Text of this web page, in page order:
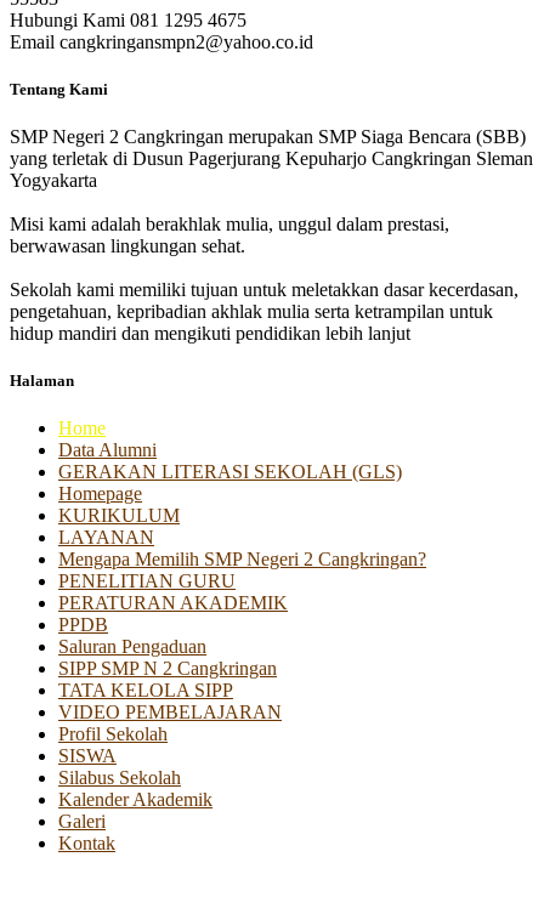
Hubungi Kami 081 1295 4675
Email cangkringansmpn2@yahoo.co.id
Tentang Kami
SMP Negeri 2 Cangkringan merupakan SMP Siaga Bencara (SBB)
yang terletak di Dusun Pagerjurang Kepuharjo Cangkringan Sleman
Yogyakarta
Misi kami adalah berakhlak mulia, unggul dalam prestasi,
berwawasan lingkungan sehat.
Sekolah kami memiliki tujuan untuk meletakkan dasar kecerdasan,
pengetahuan, kepribadian akhlak mulia serta ketrampilan untuk
hidup mandiri dan mengikuti pendidikan lebih lanjut
Halaman
Home
Data Alumni
GERAKAN LITERASI SEKOLAH (GLS)
Homepage
KURIKULUM
LAYANAN
Mengapa Memilih SMP Negeri 2 Cangkringan?
PENELITIAN GURU
PERATURAN AKADEMIK
PPDB
Saluran Pengaduan
SIPP SMP N 2 Cangkringan
TATA KELOLA SIPP
VIDEO PEMBELAJARAN
Profil Sekolah
SISWA
Silabus Sekolah
Kalender Akademik
Galeri
Kontak